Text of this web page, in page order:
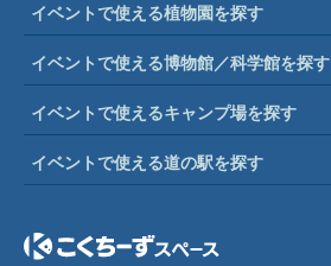
イベントで使える植物園を探す
イベントで使える博物館／科学館を探す
イベントで使えるキャンプ場を探す
イベントで使える道の駅を探す